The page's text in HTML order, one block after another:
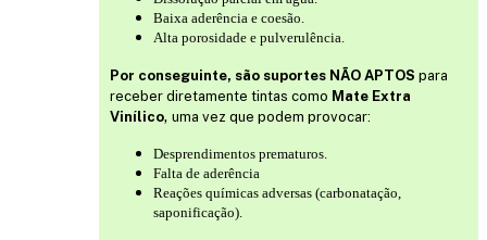
Baixa aderência e coesão.
Alta porosidade e pulverulência.
Por conseguinte, são suportes NÃO APTOS para
receber diretamente tintas como Mate Extra
Vinílico, uma vez que podem provocar:
Desprendimentos prematuros.
Falta de aderência
Reações químicas adversas (carbonatação,
saponificação).